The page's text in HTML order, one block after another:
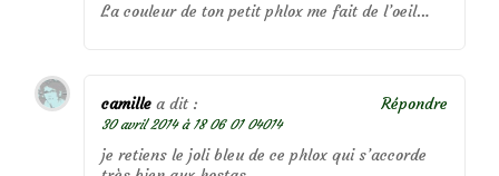
La couleur de ton petit phlox me fait de l’oeil…
camille a dit :
30 avril 2014 à 18 06 01 04014
je retiens le joli bleu de ce phlox qui s’accorde
Répondre